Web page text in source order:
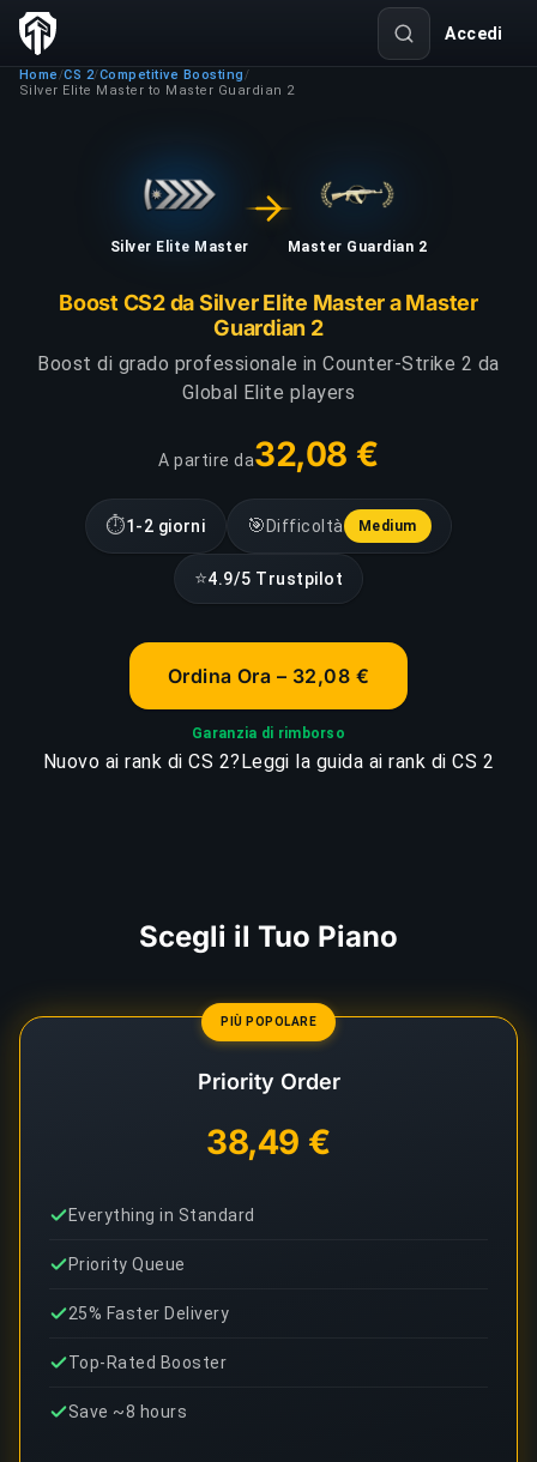
Accedi
Home /CS 2/Competitive Boosting /
Silver Elite Master to Master Guardian 2
Silver Elite Master Master Guardian 2
Boost CS2 da Silver Elite Master a Master
Guardian 2
Boost di grado professionale in Counter-Strike 2 da
Global Elite players
A partire da32,08 €
⏱1-2 giorni 🎯 Difficoltà Medium
⭐4.9/5 Trustpilot
Ordina Ora – 32,08 €
Garanzia di rimborso
Nuovo ai rank di CS 2?Leggi la guida ai rank di CS 2
Scegli il Tuo Piano
PIÙ POPOLARE
Priority Order
38,49 €
Everything in Standard
Priority Queue
25% Faster Delivery
Top-Rated Booster
Save ~8 hours